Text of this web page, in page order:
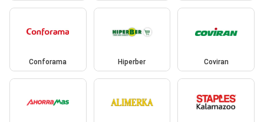
Conforama Hiperber Coviran